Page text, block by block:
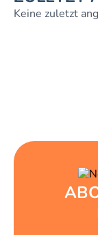
Keine zuletzt